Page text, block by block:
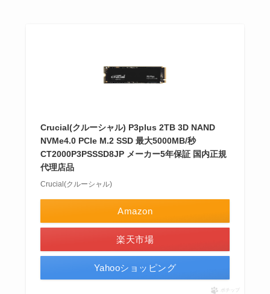
Crucial(クルーシャル) P3plus 2TB 3D NAND
NVMe4.0 PCIe M.2 SSD 最大5000MB/秒
CT2000P3PSSSD8JP メーカー5年保証 国内正規
代理店品
Crucial(クルーシャル)
Amazon
楽天市場
Yahooショッピング
ポチップ